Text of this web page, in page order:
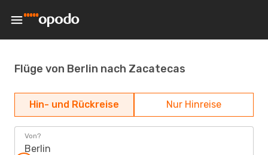
Flüge von Berlin nach Zacatecas
Hin- und Rückreise Nur Hinreise
Von?
Berlin